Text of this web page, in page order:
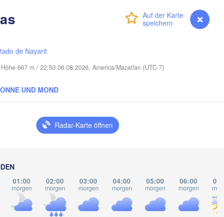
Anmelden myVentusky Vorhersage
de Nayarit
667 m / 22:50 06.08.2026, America/Mazatlan (UTC-7)
UND MOND
Radar-Karte öffnen
01:00
morgen
02:00
morgen
03:00
morgen
04:00
morgen
05:00
morgen
06:00
morgen